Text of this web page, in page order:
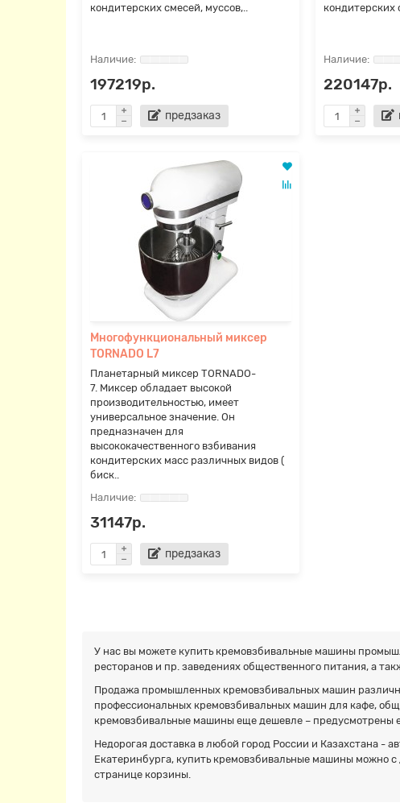
кондитерских смесей, муссов,..
197219р.
предзаказ
кондитерских
220147р.
Многофункциональный миксер
TORNADO L7
Планетарный миксер TORNADO-
7. Миксер обладает высокой
производительностью, имеет
универсальное значение. Он
предназначен для
высококачественного взбивания
кондитерских масс различных видов (
биск..
31147р.
предзаказ
У нас вы можете купить кремовзбивальные машины
ресторанов и пр. заведениях общественного питания, а
Продажа промышленных кремовзбивальных машин
профессиональных кремовзбивальных машин для кафе,
кремовзбивальные машины еще дешевле – предусмотрены
Недорогая доставка в любой город России и Казахстана -
Екатеринбурга, купить кремовзбивальные машины можно
странице корзины.